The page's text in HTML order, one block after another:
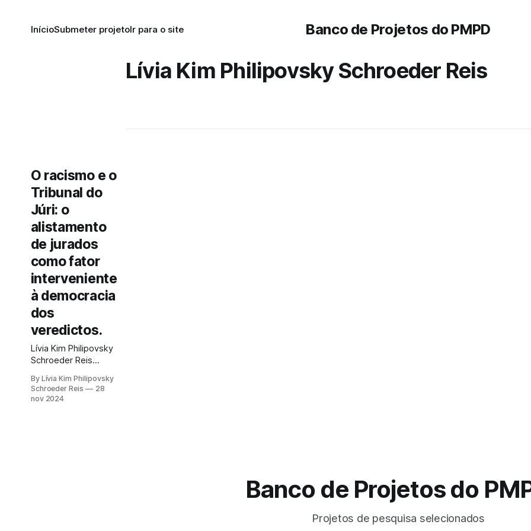
Banco de Projetos do PMPD
InícioSubmeter projetoIr para o site
Lívia Kim Philipovsky Schroeder Reis
O racismo e o
Tribunal do
Júri: o
alistamento
de jurados
como fator
interveniente
à democracia
dos
veredictos.
Lívia Kim Philipovsky
Schroeder Reis
By Lívia Kim Philipovsky
Schroeder Reis
28
nov 2024
Banco de Projetos do
Projetos de pesquisa selecionados